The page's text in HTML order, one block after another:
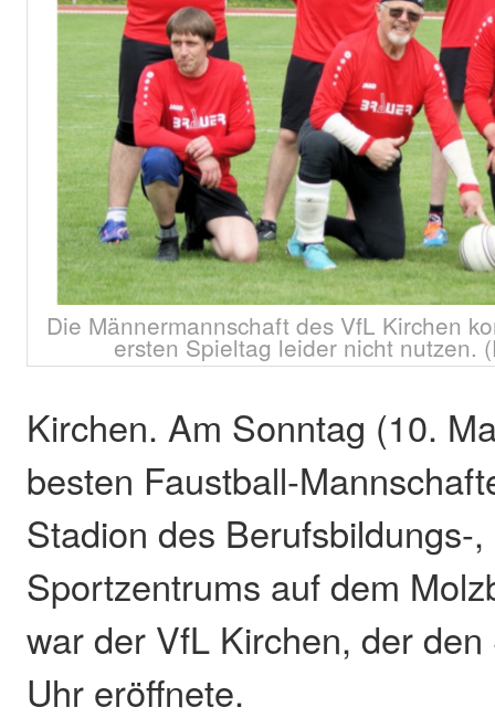
Die Männermannschaft des VfL Kirchen
ersten Spieltag leider nicht nutzen.
Kirchen. Am Sonntag (10.
besten Faustball-
Stadion des Berufsbildungs-
Sportzentrums auf dem
war der VfL Kirchen, der
Uhr eröffnete.